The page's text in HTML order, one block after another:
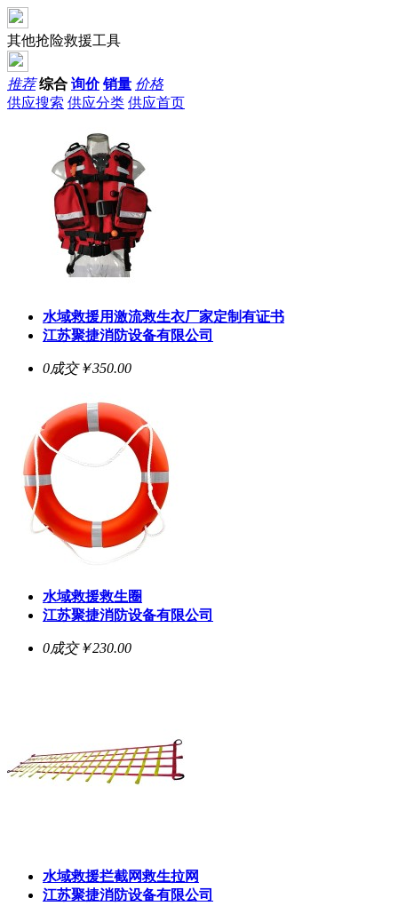
其他抢险救援工具
推荐 综合 询价 销量 价格
供应搜索 供应分类 供应首页
水域救援用激流救生衣厂家定制有证书
江苏聚捷消防设备有限公司
0成交￥350.00
水域救援救生圈
江苏聚捷消防设备有限公司
0成交￥230.00
水域救援拦截网救生拉网
江苏聚捷消防设备有限公司